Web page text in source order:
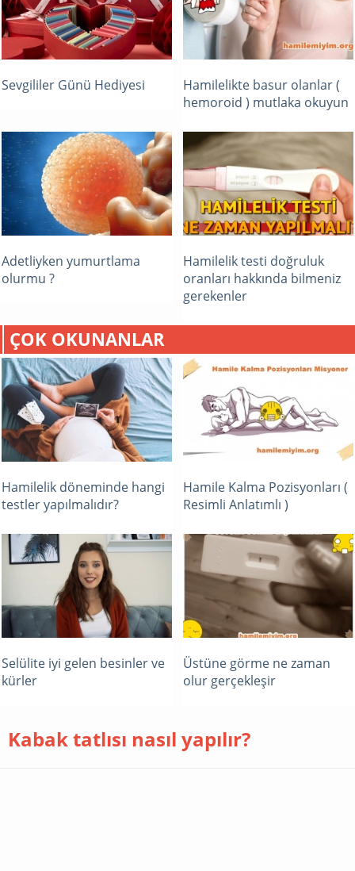
Sevgililer Günü Hediyesi
Hamilelikte basur olanlar (
hemoroid ) mutlaka okuyun
Adetliyken yumurtlama
olurmu ?
Hamilelik testi doğruluk
oranları hakkında bilmeniz
gerekenler
ÇOK OKUNANLAR
Hamilelik döneminde hangi
testler yapılmalıdır?
Hamile Kalma Pozisyonları (
Resimli Anlatımlı )
Selülite iyi gelen besinler ve
kürler
Üstüne görme ne zaman
olur gerçekleşir
Kabak tatlısı nasıl yapılır?